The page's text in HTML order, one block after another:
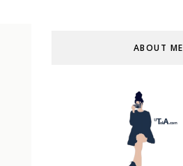
ABOUT ME